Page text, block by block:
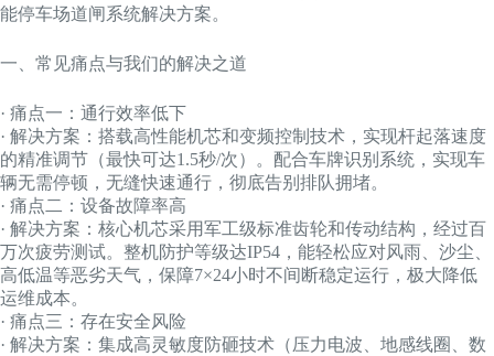
能停车场道闸系统解决方案。
一、常见痛点与我们的解决之道
· 痛点一：通行效率低下
· 解决方案：搭载高性能机芯和变频控制技术，实现杆起落速度
的精准调节（最快可达1.5秒/次）。配合车牌识别系统，实现车
辆无需停顿，无缝快速通行，彻底告别排队拥堵。
· 痛点二：设备故障率高
· 解决方案：核心机芯采用军工级标准齿轮和传动结构，经过百
万次疲劳测试。整机防护等级达IP54，能轻松应对风雨、沙尘、
高低温等恶劣天气，保障7×24小时不间断稳定运行，极大降低
运维成本。
· 痛点三：存在安全风险
· 解决方案：集成高灵敏度防砸技术（压力电波、地感线圈、数